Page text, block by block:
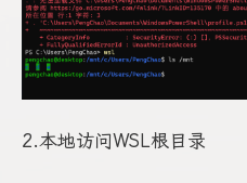
2.本地访问WSL根目录